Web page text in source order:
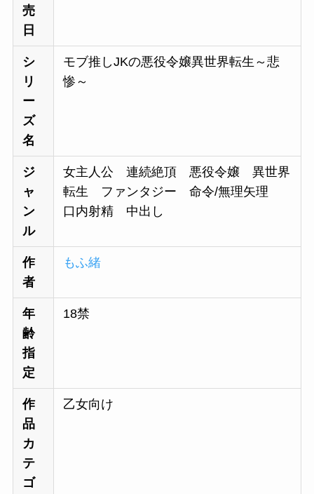
売
日
シ
リ
ー
ズ
名
モブ推しJKの悪役令嬢異世界転生～悲
惨～
ジ
ャ
ン
ル
女主人公 連続絶頂 悪役令嬢 異世界
転生 ファンタジー 命令/無理矢理
口内射精 中出し
作
者
もふ緒
年
齢
指
定
18禁
作
品
カ
テ
ゴ
乙女向け